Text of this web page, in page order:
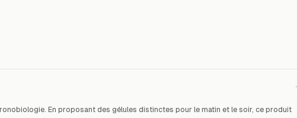
En proposant des gélules distinctes pour le matin et le soir, ce produit